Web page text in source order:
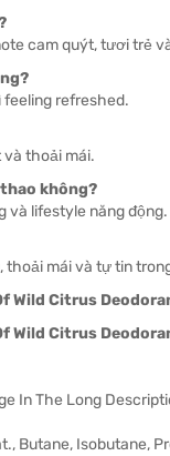
cam quýt, tươi trẻ
feeling refreshed.
thoải mái.
không?
và lifestyle năng động.
mái và tự tin
Wild Citrus
Wild Citrus
In The Long
Butane, Isobutane,